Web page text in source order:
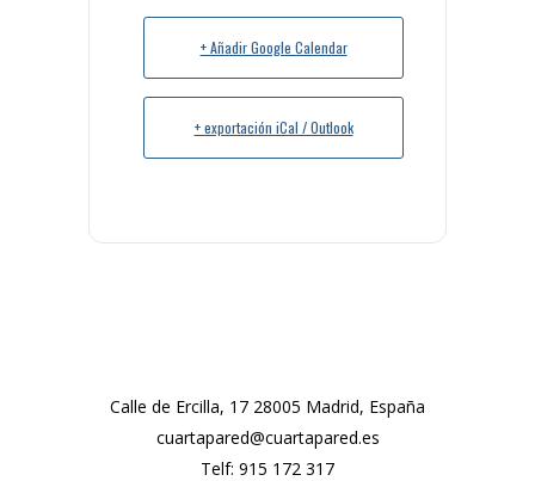
+ Añadir Google Calendar
+ exportación iCal / Outlook
Calle de Ercilla, 17 28005 Madrid, España
cuartapared@cuartapared.es
Telf: 915 172 317